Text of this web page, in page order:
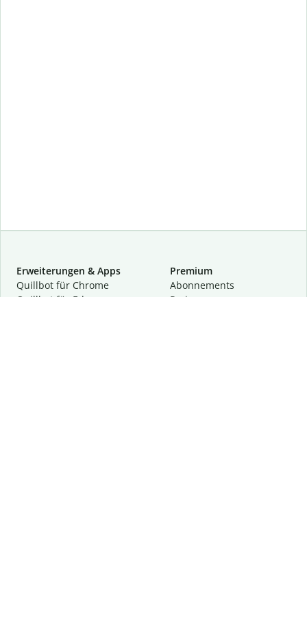
Erweiterungen & Apps
Quillbot für Chrome
Quillbot für Edge
Premium
Abon­ne­ments
Preise